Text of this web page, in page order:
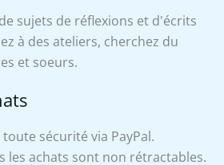
sujets de réflexions et d'écrits
à des ateliers, cherchez du
et soeurs.
sécurité via PayPal.
les achats sont non rétractables.